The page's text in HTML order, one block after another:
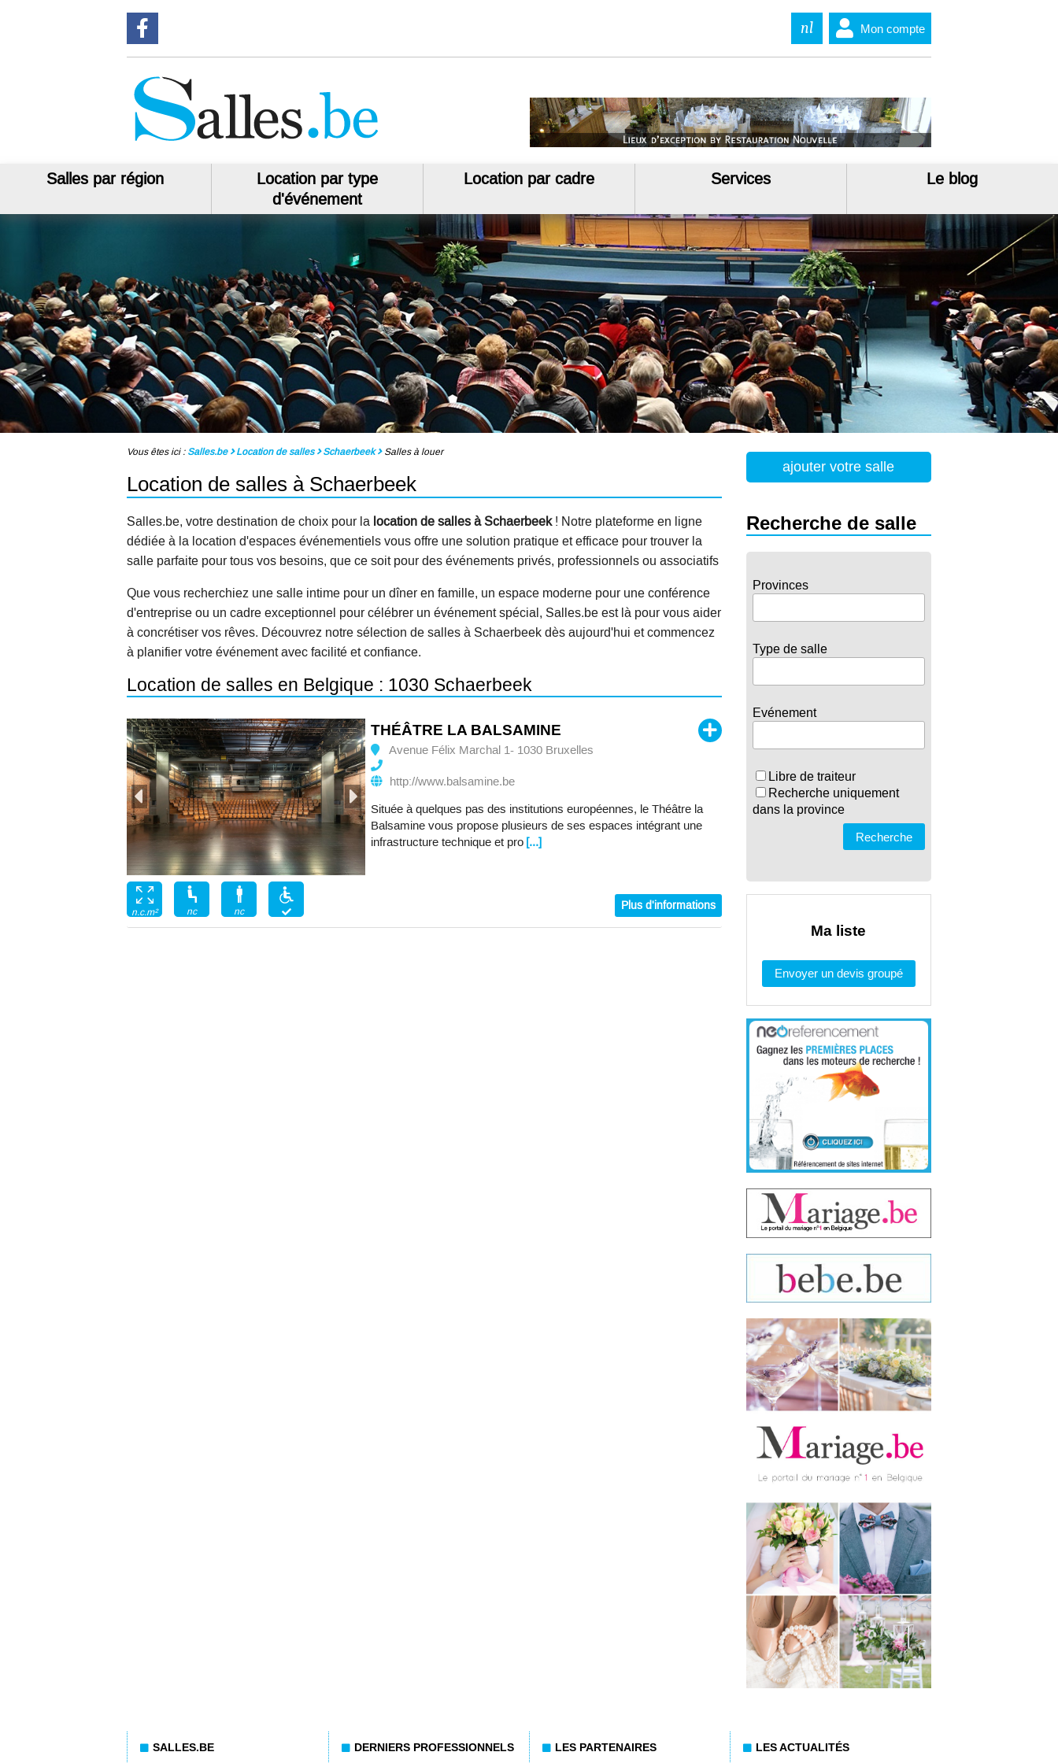
nl Mon compte
Salles par région
Location par type
d'événement
Location par cadre Services Le blog
Vous êtes ici : Salles.be Location de salles Schaerbeek Salles à louer
Location de salles à Schaerbeek
Salles.be, votre destination de choix pour la location de salles à Schaerbeek! Notre plateforme en ligne
dédiée à la location d'espaces événementiels vous offre une solution pratique et efficace pour trouver la
salle parfaite pour tous vos besoins, que ce soit pour des événements privés, professionnels ou associatifs
Que vous recherchiez une salle intime pour un dîner en famille, un espace moderne pour une conférence
d'entreprise ou un cadre exceptionnel pour célébrer un événement spécial, Salles.be est là pour vous aider
à concrétiser vos rêves. Découvrez notre sélection de salles à Schaerbeek dès aujourd'hui et commencez
à planifier votre événement avec facilité et confiance.
Location de salles en Belgique : 1030 Schaerbeek
THÉÂTRE LA BALSAMINE
Avenue Félix Marchal 1- 1030 Bruxelles
http://www.balsamine.be
Située à quelques pas des institutions européennes, le Théâtre la
Balsamine vous propose plusieurs de ses espaces intégrant une
infrastructure technique et pro [...]
n.c.m² nc nc Plus d'informations
ajouter votre salle
Recherche de salle
Provinces
Type de salle
Evénement
Libre de traiteur
Recherche uniquement
dans la province
Recherche
Ma liste
Envoyer un devis groupé
SALLES.BE DERNIERS PROFESSIONNELS LES PARTENAIRES LES ACTUALITÉS